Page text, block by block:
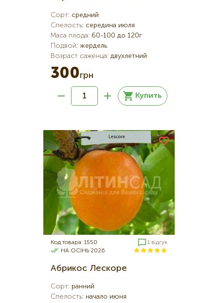
Сорт: средний
Спелость: середина июля
Маса плода: 60-100 до 120г
Подвой: жердель
Возраст саженца: двухлетний
300грн
Купить
Код товара: 1550
1 відгук
НА ОСІНЬ 2026
Абрикос Лескоре
Сорт: ранний
Спелость: начало июня